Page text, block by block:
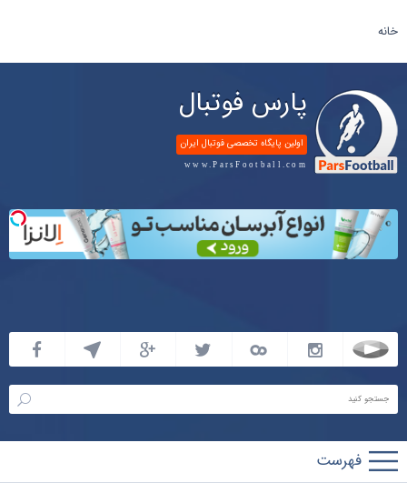
خانه
پارس فوتبال
اولین پایگاه تخصصی فوتبال ایران
www.ParsFootball.com
پارس
فوتبال